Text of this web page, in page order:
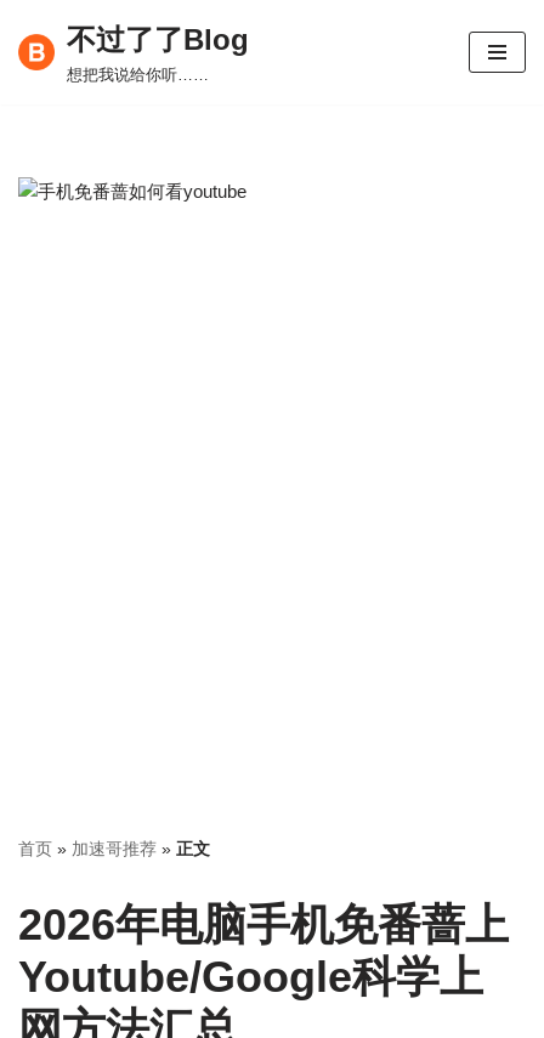
跳
不过了了Blog
想把我说给你听……
首页 » 加速哥推荐 » 正文
2026年电脑手机免番蔷上
Youtube/Google科学上